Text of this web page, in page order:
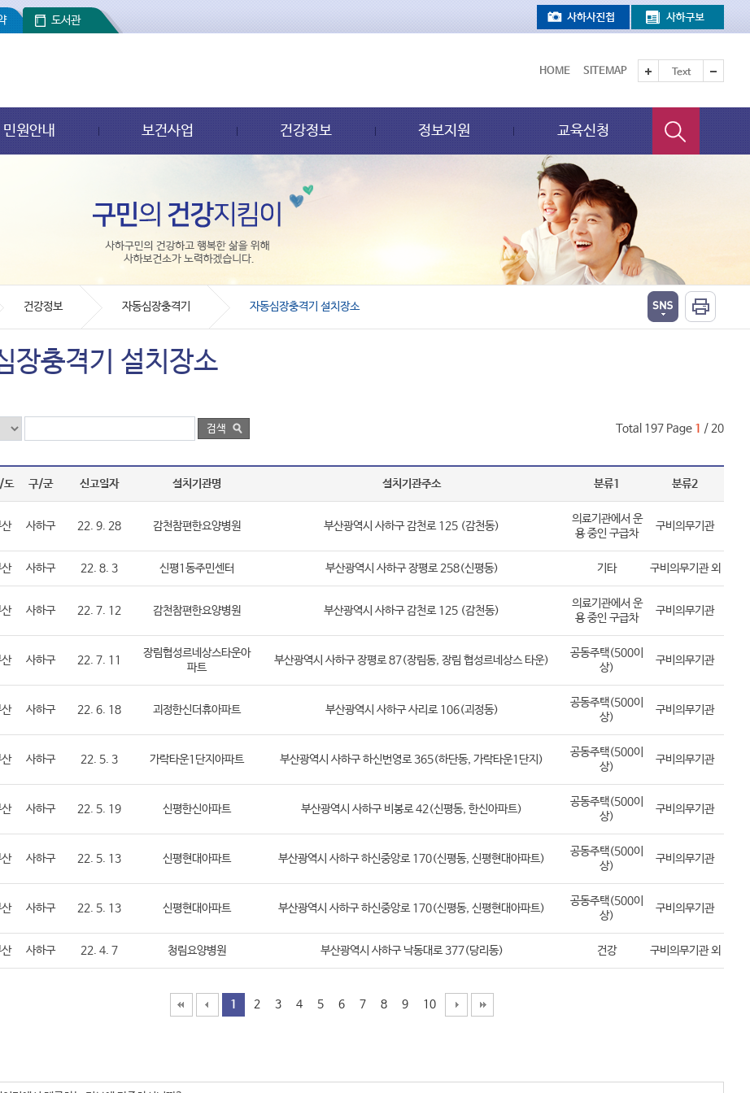
도서관
HOME SITEMAP Text
민원안내 보건사업 건강정보 정보지원 교육신청
건강정보 자동심장충격기 자동심장충격기 설치장소
장충격기 설치장소
Total 197 Page 1 / 20
도 구/군 신고일자 설치기관명 설치기관주소 분류1 분류2
사하구 22. 9. 28 감천참편한요양병원 부산광역시 사하구 감천로 125 (감천동)
의료기관에서 운
용 중인 구급차
구비의무기관
사하구 22. 8. 3 신평1동주민센터 부산광역시 사하구 장평로 258(신평동) 기타 구비의무기관 외
사하구 22. 7. 12 감천참편한요양병원 부산광역시 사하구 감천로 125 (감천동)
의료기관에서 운
용 중인 구급차
구비의무기관
사하구 22. 7. 11
장림협성르네상스타운아
파트
부산광역시 사하구 장평로 87(장림동, 장림 협성르네상스 타운)
공동주택(500이
상)
구비의무기관
사하구 22. 6. 18 괴정한신더휴아파트 부산광역시 사하구 사리로 106(괴정동)
공동주택(500이
상)
구비의무기관
사하구 22. 5. 3 가락타운1단지아파트 부산광역시 사하구 하신번영로 365(하단동, 가락타운1단지)
공동주택(500이
상)
구비의무기관
사하구 22. 5. 19 신평한신아파트 부산광역시 사하구 비봉로 42(신평동, 한신아파트)
공동주택(500이
상)
구비의무기관
사하구 22. 5. 13 신평현대아파트 부산광역시 사하구 하신중앙로 170(신평동, 신평현대아파트)
공동주택(500이
상)
구비의무기관
사하구 22. 5. 13 신평현대아파트 부산광역시 사하구 하신중앙로 170(신평동, 신평현대아파트)
공동주택(500이
상)
구비의무기관
사하구 22. 4. 7 청림요양병원 부산광역시 사하구 낙동대로 377(당리동) 건강 구비의무기관 외
1 2 3 4 5 6 7 8 9 10